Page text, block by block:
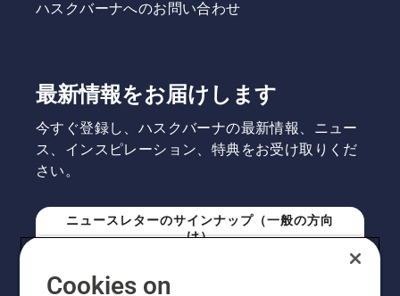
ハスクバーナへのお問い合わせ
最新情報をお届けします
今すぐ登録し、ハスクバーナの最新情報、ニュー
ス、インスピレーション、特典をお受け取りくだ
さい。
ニュースレターのサインナップ（一般の方向
け）
ニュースレターのサインアップ（プロの方向
Cookies on